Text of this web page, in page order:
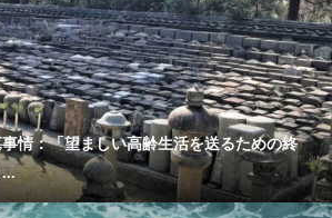
情：「望ましい高齢生活を送るための終
...